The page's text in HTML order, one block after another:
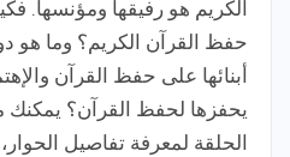
الكريم هو رفيقها ومؤنسها.
حفظ القرآن الكريم؟ وما هو
أبنائها على حفظ القرآن
يحفزها لحفظ القرآن؟
الحلقة لمعرفة تفاصيل